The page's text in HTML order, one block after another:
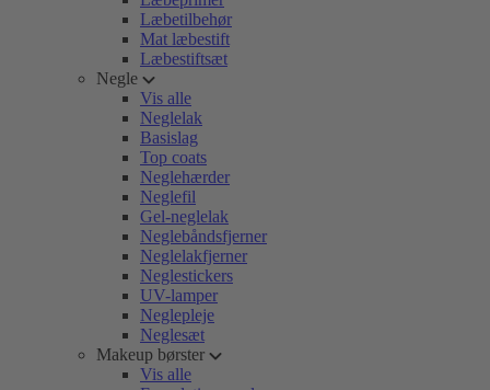
Læbetilbehør
Mat læbestift
Læbestiftsæt
Negle
Vis alle
Neglelak
Basislag
Top coats
Neglehærder
Neglefil
Gel-neglelak
Neglebåndsfjerner
Neglelakfjerner
Neglestickers
UV-lamper
Neglepleje
Neglesæt
Makeup børster
Vis alle